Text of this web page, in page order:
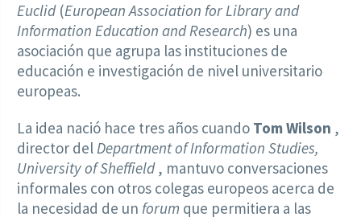
Euclid(European Association for Library and
Information Education and Research) es una
asociación que agrupa las instituciones de
educación e investigación de nivel universitario
europeas.
La idea nació hace tres años cuando Tom Wilson ,
director delDepartment of Information Studies,
University of Sheffield, mantuvo conversaciones
informales con otros colegas europeos acerca de
la necesidad de un forum que permitiera a las